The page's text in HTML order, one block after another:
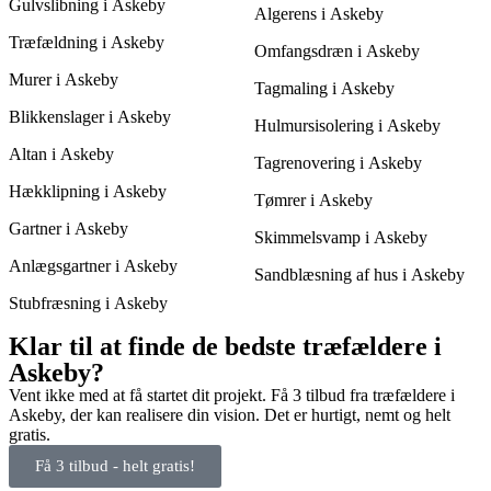
Gulvslibning i Askeby
Træfældning i Askeby
Murer i Askeby
Blikkenslager i Askeby
Altan i Askeby
Hækklipning i Askeby
Gartner i Askeby
Anlægsgartner i Askeby
Stubfræsning i Askeby
Algerens i Askeby
Omfangsdræn i Askeby
Tagmaling i Askeby
Hulmursisolering i Askeby
Tagrenovering i Askeby
Tømrer i Askeby
Skimmelsvamp i Askeby
Sandblæsning af hus i Askeby
Klar til at finde de bedste træfældere i
Askeby?
Vent ikke med at få startet dit projekt. Få 3 tilbud fra træfældere i
Askeby, der kan realisere din vision. Det er hurtigt, nemt og helt
gratis.
Få 3 tilbud - helt gratis!